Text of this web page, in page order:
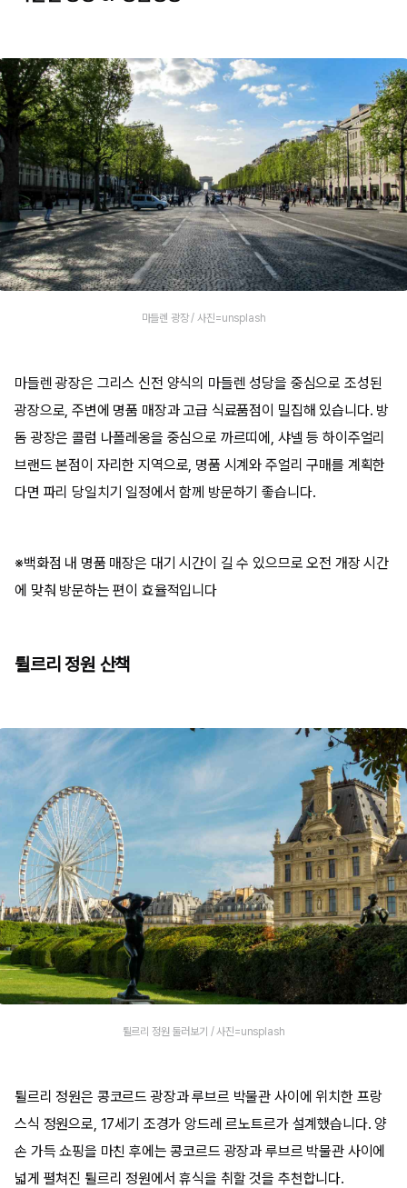
마들렌 광장 / 사진=unsplash
마들렌 광장은 그리스 신전 양식의 마들렌 성당을 중심으로 조성된
광장으로, 주변에 명품 매장과 고급 식료품점이 밀집해 있습니다. 방
돔 광장은 콜럼 나폴레옹을 중심으로 까르띠에, 샤넬 등 하이주얼리
브랜드 본점이 자리한 지역으로, 명품 시계와 주얼리 구매를 계획한
다면 파리 당일치기 일정에서 함께 방문하기 좋습니다.
※백화점 내 명품 매장은 대기 시간이 길 수 있으므로 오전 개장 시간
에 맞춰 방문하는 편이 효율적입니다
튈르리 정원 산책
튈르리 정원 둘러보기 / 사진=unsplash
튈르리 정원은 콩코르드 광장과 루브르 박물관 사이에 위치한 프랑
스식 정원으로, 17세기 조경가 앙드레 르노트르가 설계했습니다. 양
손 가득 쇼핑을 마친 후에는 콩코르드 광장과 루브르 박물관 사이에
넓게 펼쳐진 튈르리 정원에서 휴식을 취할 것을 추천합니다.